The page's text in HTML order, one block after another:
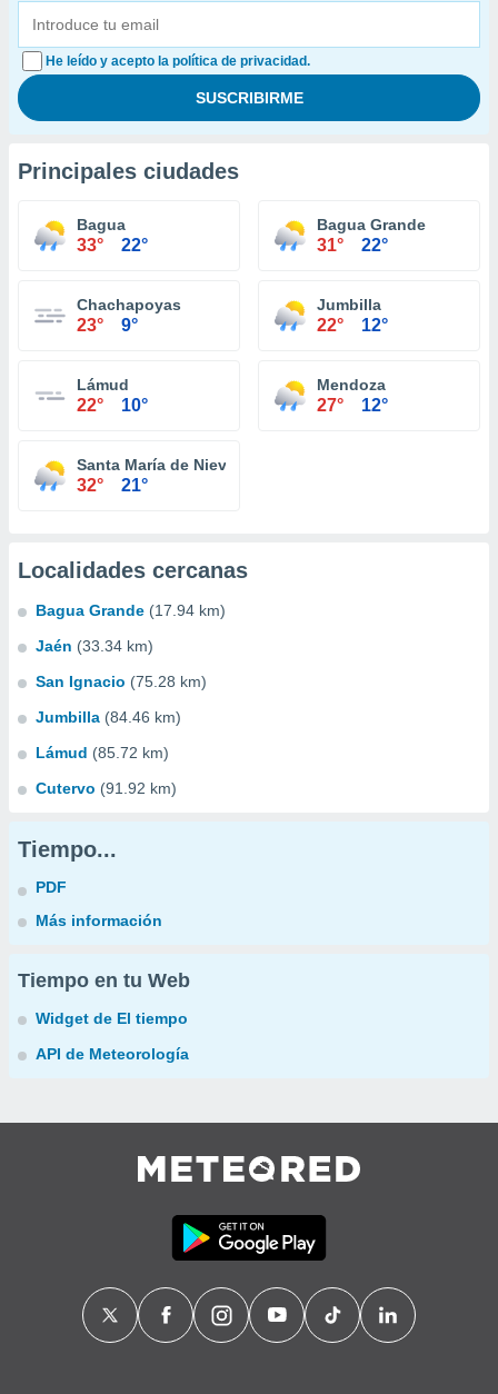
He leído y acepto la política de privacidad.
Principales ciudades
Bagua
33° 22°
Bagua Grande
31° 22°
Chachapoyas
23° 9°
Jumbilla
22° 12°
Lámud
22° 10°
Mendoza
27° 12°
Santa María de Nieva
32° 21°
Localidades cercanas
Bagua Grande (17.94 km)
Jaén (33.34 km)
San Ignacio (75.28 km)
Jumbilla (84.46 km)
Lámud (85.72 km)
Cutervo (91.92 km)
Tiempo...
PDF
Más información
Tiempo en tu Web
Widget de El tiempo
API de Meteorología